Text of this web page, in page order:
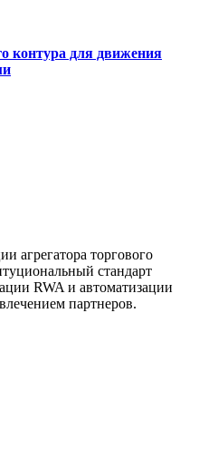
контура для движения
агрегатора торгового
стандарт
RWA и автоматизации
партнеров.